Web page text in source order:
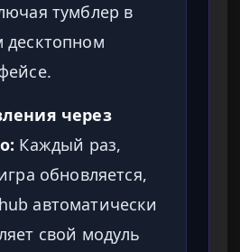
тумблер в
через
Каждый раз,
обновляется,
автоматически
свой модуль